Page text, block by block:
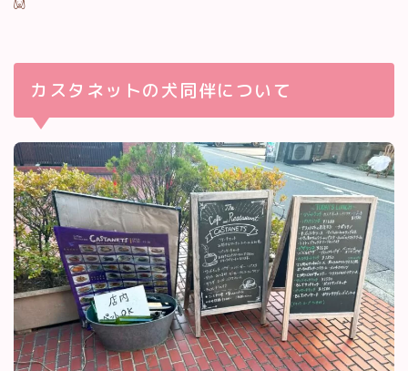
カスタネットの犬同伴について